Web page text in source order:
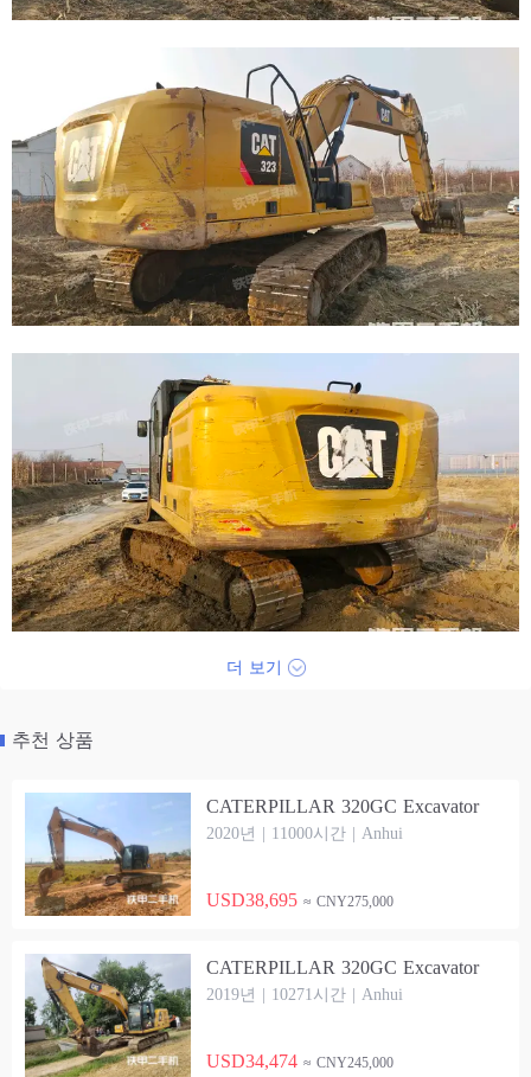
더 보기
추천 상품
CATERPILLAR 320GC Excavator
2020년 | 11000시간 | Anhui
USD38,695 ≈ CNY275,000
CATERPILLAR 320GC Excavator
2019년 | 10271시간 | Anhui
USD34,474 ≈ CNY245,000